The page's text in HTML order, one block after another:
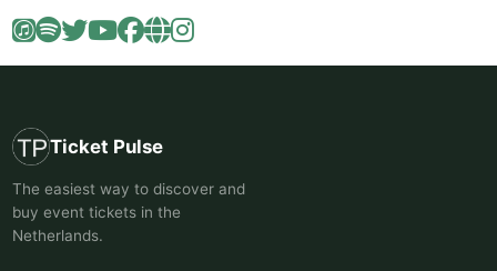
Ticket Pulse
The easiest way to discover and
buy event tickets in the
Netherlands.